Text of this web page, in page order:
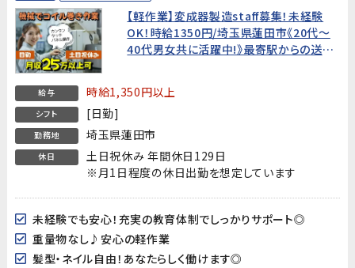
【軽作業】変成器製造staff募集！未経験
OK！時給1350円/埼玉県蓮田市《20代～
40代男女共に活躍中!》最寄駅からの送迎
給与 時給1,350円以上
シフト [日勤]
勤務地 埼玉県蓮田市
休日
土日祝休み 年間休日129日
※月1日程度の休日出勤を想定しています
未経験でも安心！充実の教育体制でしっかりサポート◎
重量物なし♪安心の軽作業
髪型・ネイル自由！あなたらしく働けます◎